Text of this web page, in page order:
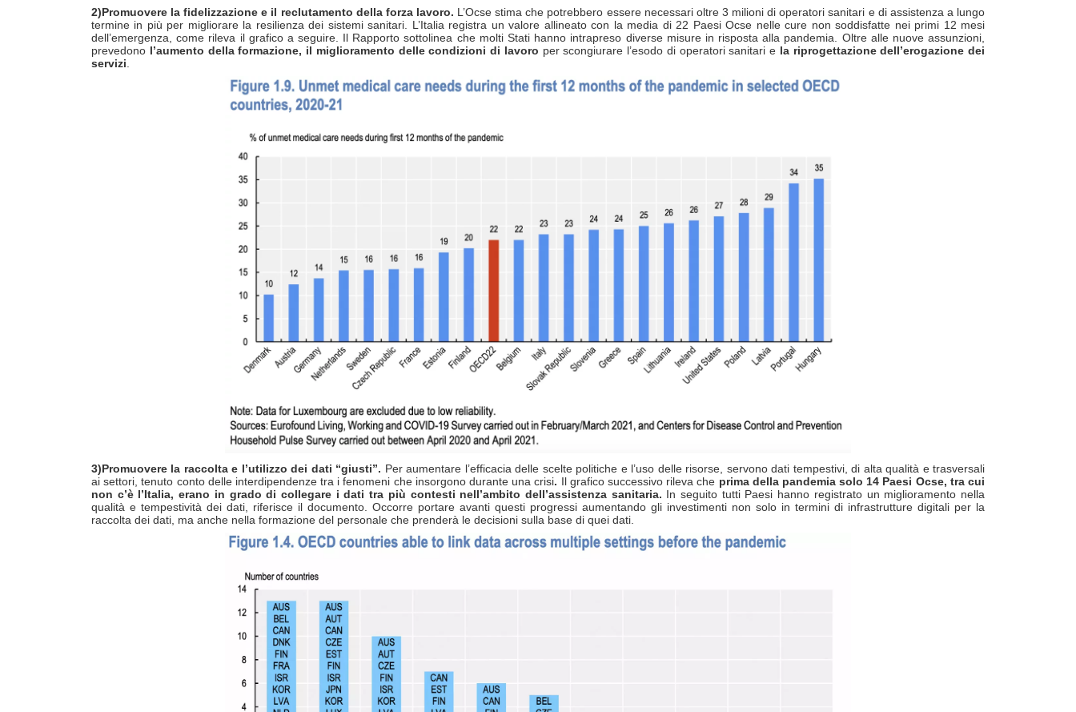
2)Promuovere la fidelizzazione e il reclutamento della forza lavoro. L’Ocse stima che potrebbero essere necessari oltre 3 milioni di operatori sanitari e di assistenza a lungo
termine in più per migliorare la resilienza dei sistemi sanitari. L’Italia registra un valore allineato con la media di 22 Paesi Ocse nelle cure non soddisfatte nei primi 12 mesi
dell’emergenza, come rileva il grafico a seguire. Il Rapporto sottolinea che molti Stati hanno intrapreso diverse misure in risposta alla pandemia. Oltre alle nuove assunzioni,
prevedono l’aumento della formazione, il miglioramento delle condizioni di lavoro per scongiurare l’esodo di operatori sanitari e la riprogettazione dell’erogazione dei
servizi
3)Promuovere la raccolta e l’utilizzo dei dati “giusti”. Per aumentare l’efficacia delle scelte politiche e l’uso delle risorse, servono dati tempestivi, di alta qualità e trasversali
ai settori, tenuto conto delle interdipendenze tra i fenomeni che insorgono durante una crisi. Il grafico successivo rileva che prima della pandemia solo 14 Paesi Ocse, tra cui
non c’è l’Italia, erano in grado di collegare i dati tra più contesti nell’ambito dell’assistenza sanitaria. In seguito tutti Paesi hanno registrato un miglioramento nella
qualità e tempestività dei dati, riferisce il documento. Occorre portare avanti questi progressi aumentando gli investimenti non solo in termini di infrastrutture digitali per la
raccolta dei dati, ma anche nella formazione del personale che prenderà le decisioni sulla base di quei dati.